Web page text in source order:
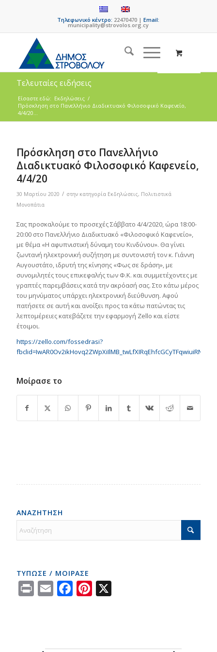
Τηλεφωνικό κέντρο: 22470470 |Email:
municipality@strovolos.org.cy
Τελευταίες ειδήσεις
Είσαστε εδώ: Εκδηλώσεις /
Πρόσκληση στο Πανελλήνιο Διαδικτυακό Φιλοσοφικό Καφενείο,
4/4/20...
Πρόσκληση στο Πανελλήνιο
Διαδικτυακό Φιλοσοφικό Καφενείο,
4/4/20
30 Μαρτίου 2020 / στην κατηγορία Εκδηλώσεις, Πολιτιστικά
Μονοπάτια
Σας προσκαλούμε το προσεχές Σάββατο 4/4/2020, ώρα 18:00-
20:00 στο Πανελλήνιο Διαδικτυακό «Φιλοσοφικό Καφενείο»,
με θέμα «Η αφυπνιστική δύναμη του Κινδύνου». Θα γίνει
ζωντανή ηλεκτρονική συζήτηση με συντονιστή τον κ. Γιάννη
Αυγουστάτο, ιδρυτή της κίνησης «Φως σε δράση», με
συνομιλητές τους επικεφαλής των Φ.Κ. και συμμετέχοντες με
γραπτές παρεμβάσεις κατά την ακρόασή σας. Στο κάτω μέρος
του μηνύματος υπάρχει ηλεκτρονική διεύθυνση. Αφού
πατήσετε σε αυτή και ανοίξει προς τα κάτω πατώντας τις
λεπτομέρειες κατεβάζετε την εφαρμογή Zello και είστε
έτοιμοι.
https://zello.com/fossedrasi?
Μοίρασε το
ΑΝΑΖΗΤΗΣΗ
ΤΥΠΩΣΕ / ΜΟΙΡΑΣΕ
PrintEmailFacebook
Pinterest
X